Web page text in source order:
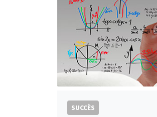
SUCCÈS